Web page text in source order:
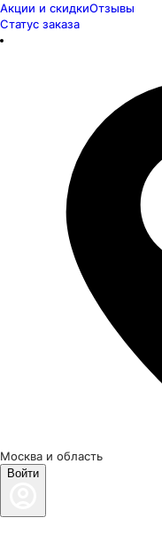
Акции и скидкиОтзывы
Статус заказа
Москва и область
Войти